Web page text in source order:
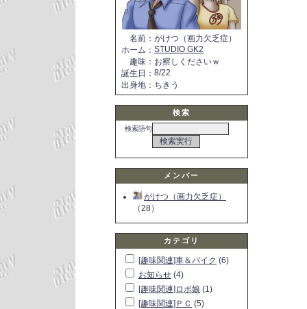
名前 ： がけつ（画力欠乏症）
ホーム ： STUDIO GK2
趣味 ： お察しくださいｗ
誕生日 ： 8/22
出身地 ： ちきう
検索
検索語句
メンバー
がけつ（画力欠乏症）
（28）
カテゴリ
[趣味関連]車＆バイク (6)
お知らせ (4)
[趣味関連]ロボ娘 (1)
[趣味関連]ＰＣ (5)